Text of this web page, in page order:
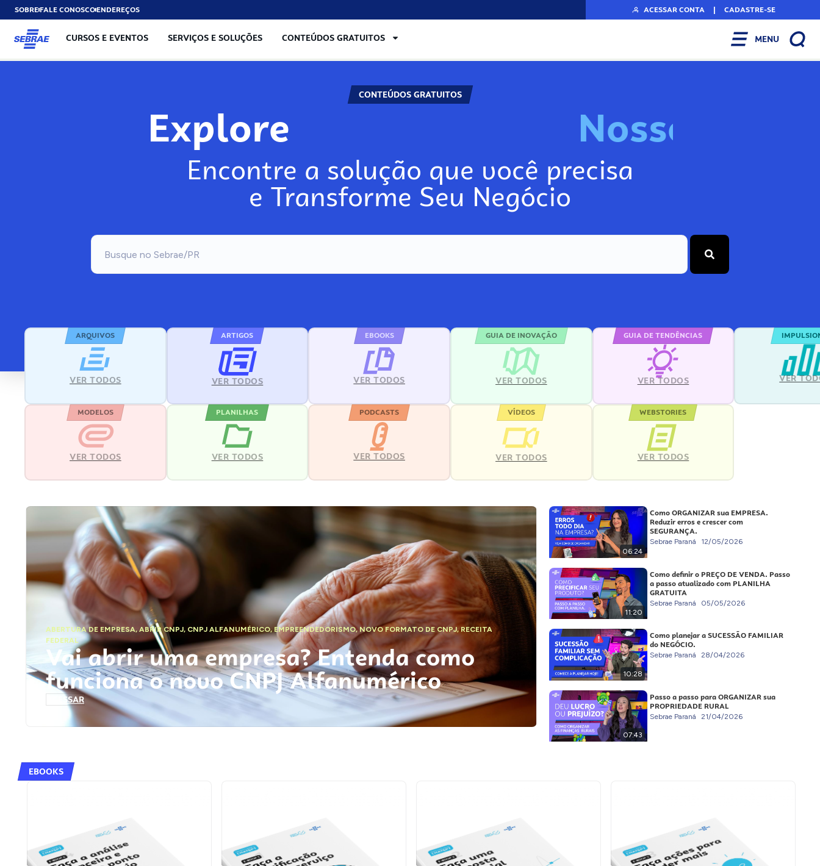
SOBREFALE CONOSCOENDEREÇOS ACESSAR CONTA | CADASTRE-SE
CURSOS E EVENTOS SERVIÇOS E SOLUÇÕES CONTEÚDOS GRATUITOS MENU
CONTEÚDOS GRATUITOS
Explore Nosso
Encontre a solução que você precisa
e Transforme Seu Negócio
ARQUIVOS
VER TODOS
ARTIGOS
VER TODOS
EBOOKS
VER TODOS
GUIA DE INOVAÇÃO
VER TODOS
GUIA DE TENDÊNCIAS
VER TODOS VER
MODELOS
VER TODOS
PLANILHAS
VER TODOS
PODCASTS
VER TODOS
VÍDEOS
VER TODOS
WEBSTORIES
VER TODOS
ABERTURA DE EMPRESA,ABRIR CNPJ, CNPJ ALFANUMÉRICO, EMPREENDEDORISMO,NOVO FORMATO DE CNPJ,RECEITA
FEDERAL
Vai abrir uma empresa? Entenda como
funciona o novo CNPJ Alfanumérico
ACESSAR
06:24
Como ORGANIZAR sua EMPRESA.
Reduzir erros e crescer com
SEGURANÇA.
Sebrae Paraná 12/05/2026
11:20
Como definir o PREÇO DE VENDA. Passo
a passo atualizado com PLANILHA
GRATUITA
Sebrae Paraná 05/05/2026
10:28
Como planejar a SUCESSÃO FAMILIAR
do NEGÓCIO.
Sebrae Paraná 28/04/2026
07:43
Passo a passo para ORGANIZAR sua
PROPRIEDADE RURAL
Sebrae Paraná 21/04/2026
EBOOKS